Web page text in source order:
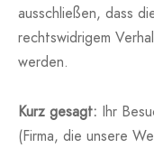
ausschließen, dass
rechtswidrigem
werden.
Kurz gesagt: Ihr
(Firma, die unsere